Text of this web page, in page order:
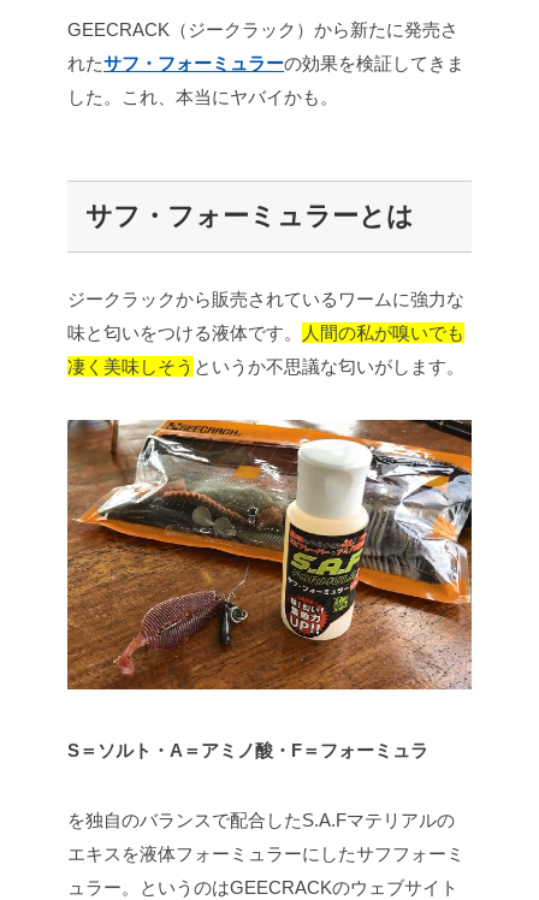
GEECRACK（ジークラック）から新たに発売さ
れたサフ・フォーミュラーの効果を検証してきま
した。これ、本当にヤバイかも。
サフ・フォーミュラーとは
ジークラックから販売されているワームに強力な
味と匂いをつける液体です。
人間の私が嗅いでも
凄く美味しそう というか不思議な匂いがします。
S＝ソルト・A＝アミノ酸・F＝フォーミュラ
を独自のバランスで配合したS.A.Fマテリアルの
エキスを液体フォーミュラーにしたサフフォーミ
ュラー。というのはGEECRACKのウェブサイト